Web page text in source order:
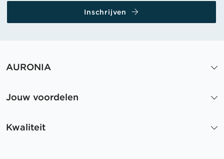
Inschrijven
AURONIA
Jouw voordelen
Kwaliteit